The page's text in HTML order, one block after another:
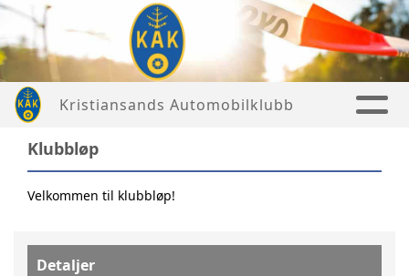
Kristiansands Automobilklubb
Klubbløp
Velkommen til klubbløp!
Detaljer